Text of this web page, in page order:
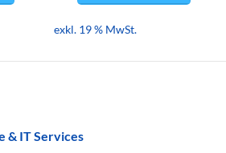
exkl. 19 % MwSt.
& IT Services